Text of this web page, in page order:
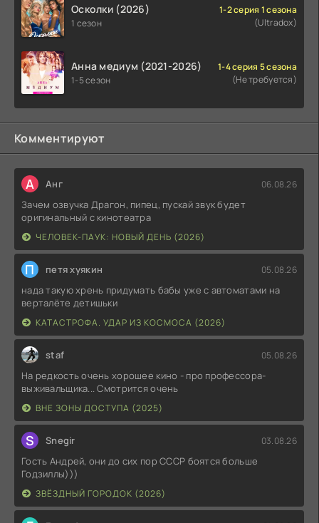
Осколки (2026)
1 сезон
1-2 серия 1 сезона
(Ultradox)
Анна медиум (2021-2026)
1-5 сезон
1-4 серия 5 сезона
(Не требуется)
Комментируют
А Анг 06.08.26
Зачем озвучка Драгон, пипец, пускай звук будет
оригинальный с кинотеатра
ЧЕЛОВЕК-ПАУК: НОВЫЙ ДЕНЬ (2026)
П петя хуякин 05.08.26
нада такую хрень придумать бабы уже с автоматами на
верталёте детишьки
КАТАСТРОФА. УДАР ИЗ КОСМОСА (2026)
staf 05.08.26
На редкость очень хорошее кино - про профессора-
выживальщика... Смотрится очень
ВНЕ ЗОНЫ ДОСТУПА (2025)
S Snegir 03.08.26
Гость Андрей, они до сих пор СССР боятся больше
Годзиллы)))
ЗВЁЗДНЫЙ ГОРОДОК (2026)